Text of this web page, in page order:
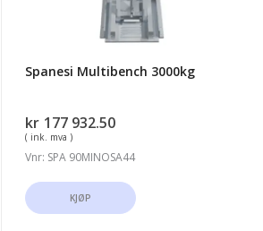
Spanesi Multibench 3000kg
kr 177 932.50
( ink. mva )
Vnr: SPA 90MINOSA44
KJØP